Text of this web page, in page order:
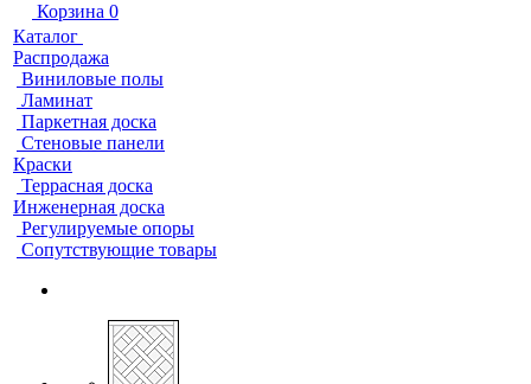
Корзина 0
Каталог
Распродажа
Виниловые полы
Ламинат
Паркетная доска
Стеновые панели
Краски
Террасная доска
Инженерная доска
Регулируемые опоры
Сопутствующие товары